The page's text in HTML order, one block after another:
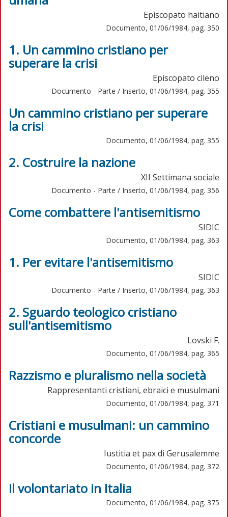
Episcopato haitiano
Documento, 01/06/1984, pag. 350
1. Un cammino cristiano per
superare la crisi
Episcopato cileno
Documento - Parte / Inserto, 01/06/1984, pag. 355
Un cammino cristiano per superare
la crisi
Documento, 01/06/1984, pag. 355
2. Costruire la nazione
XII Settimana sociale
Documento - Parte / Inserto, 01/06/1984, pag. 356
Come combattere l'antisemitismo
SIDIC
Documento, 01/06/1984, pag. 363
1. Per evitare l'antisemitismo
SIDIC
Documento - Parte / Inserto, 01/06/1984, pag. 363
2. Sguardo teologico cristiano
sull'antisemitismo
Lovski F.
Documento, 01/06/1984, pag. 365
Razzismo e pluralismo nella società
Rappresentanti cristiani, ebraici e musulmani
Documento, 01/06/1984, pag. 371
Cristiani e musulmani: un cammino
concorde
Iustitia et pax di Gerusalemme
Documento, 01/06/1984, pag. 372
Il volontariato in Italia
Documento, 01/06/1984, pag. 375